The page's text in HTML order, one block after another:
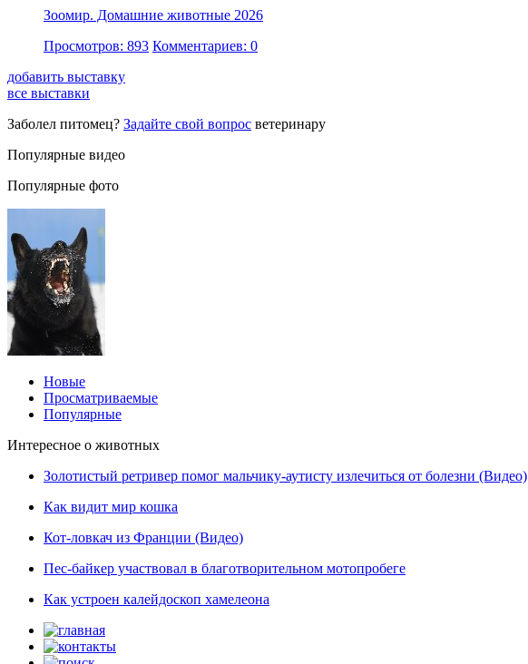
Зоомир. Домашние животные 2026
Просмотров: 893 Комментариев: 0
добавить выставку
все выставки
Заболел питомец? Задайте свой вопрос ветеринару
Популярные видео
Популярные фото
Новые
Просматриваемые
Популярные
Интересное о животных
Золотистый ретривер помог мальчику-аутисту излечиться от болезни (Видео)
Как видит мир кошка
Кот-ловкач из Франции (Видео)
Пес-байкер участвовал в благотворительном мотопробеге
Как устроен калейдоскоп хамелеона